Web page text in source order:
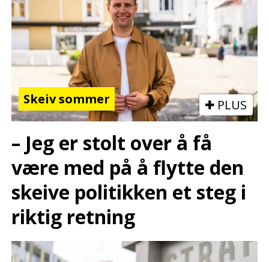
Skeiv sommer PLUS
– Jeg er stolt over å få
være med på å flytte den
skeive politikken et steg i
riktig retning